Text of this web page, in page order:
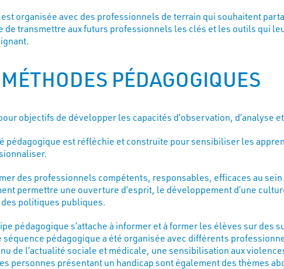
organisée avec des professionnels de terrain qui souhaitent
de transmettre aux futurs professionnels les clés et les outils qui
MÉTHODES PÉDAGOGIQUES
objectifs de développer les capacités d’observation, d’analyse
pédagogique est réfléchie et construite pour sensibiliser les
des professionnels compétents, responsables, efficaces au sein
permettre une ouverture d’esprit, le développement d’une
politiques publiques.
pédagogique s’attache à informer et à former les élèves sur des
pédagogique a été organisée avec différents
de l’actualité sociale et médicale, une sensibilisation aux
personnes présentant un handicap sont également des thèmes